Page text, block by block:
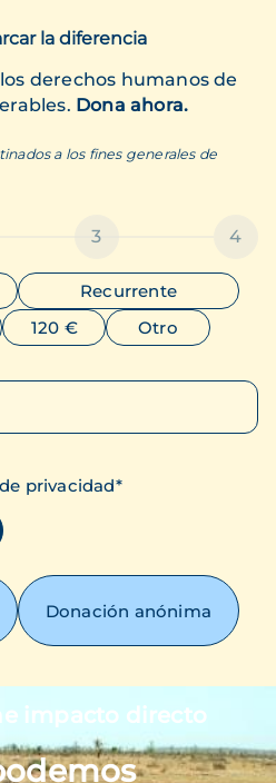
la diferencia
derechos humanos de
Dona ahora.
a los fines generales de
3 4
Recurrente
120 €
Otro
privacidad*
Donación anónima
impacto directo